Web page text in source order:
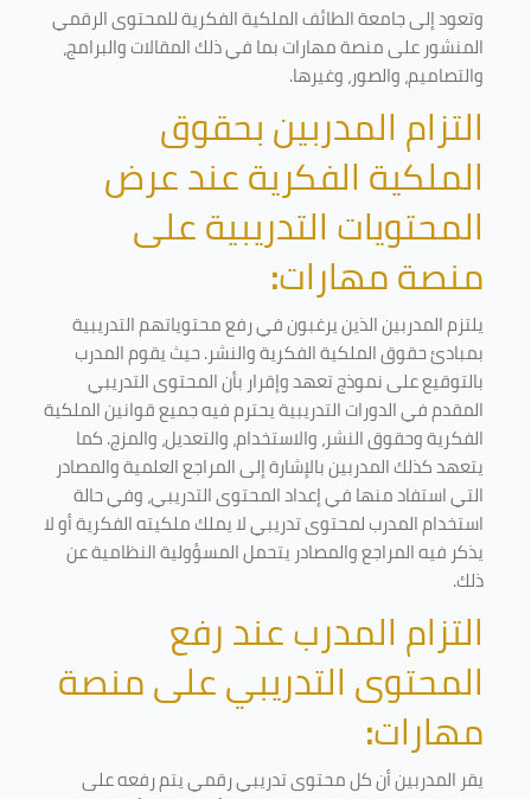
وتعود إلى جامعة الطائف الملكية الفكرية للمحتوى الرقمي
المنشور على منصة مهارات بما في ذلك المقالات والبرامج،
والتصاميم، والصور، وغيرها.
التزام المدربين بحقوق
الملكية الفكرية عند عرض
المحتويات التدريبية على
منصة مهارات:
يلتزم المدربين الذين يرغبون في رفع محتوياتهم التدريبية
بمبادئ حقوق الملكية الفكرية والنشر. حيث يقوم المدرب
بالتوقيع على نموذج تعهد وإقرار بأن المحتوى التدريبي
المقدم في الدورات التدريبية يحترم فيه جميع قوانين الملكية
الفكرية وحقوق النشر، والاستخدام، والتعديل، والمزج. كما
يتعهد كذلك المدربين بالإشارة إلى المراجع العلمية والمصادر
التي استفاد منها في إعداد المحتوى التدريبي، وفي حالة
استخدام المدرب لمحتوى تدريبي لا يملك ملكيته الفكرية أو لا
يذكر فيه المراجع والمصادر يتحمل المسؤولية النظامية عن
ذلك.
التزام المدرب عند رفع
المحتوى التدريبي على منصة
مهارات:
يقر المدربين أن كل محتوى تدريبي رقمي يتم رفعه على